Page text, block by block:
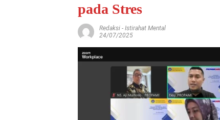
pada Stres
Redaksi - Istirahat Mental
24/07/2025